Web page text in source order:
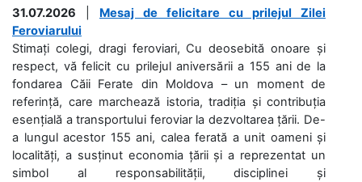
31.07.2026
Mesaj de felicitare cu prilejul Zilei
Feroviarului
Stimați colegi, dragi feroviari, Cu deosebită onoare și
respect, vă felicit cu prilejul aniversării a 155 ani de la
fondarea Căii Ferate din Moldova – un moment de
referință, care marchează istoria, tradiția și contribuția
esențială a transportului feroviar la dezvoltarea țării. De-
a lungul acestor 155 ani, calea ferată a unit oameni și
localități, a susținut economia țării și a reprezentat un
simbol al responsabilității, disciplinei și